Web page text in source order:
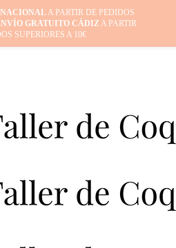
A PARTIR DE PEDIDOS
GRATUITO CÁDIZA PARTIR
SUPERIORES A 10€